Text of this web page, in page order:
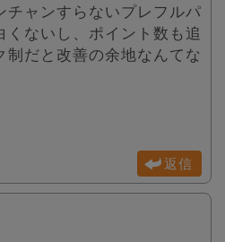
チャンすらないプレフルパ
くないし、ポイント数も追
制だと改善の余地なんてな
返信